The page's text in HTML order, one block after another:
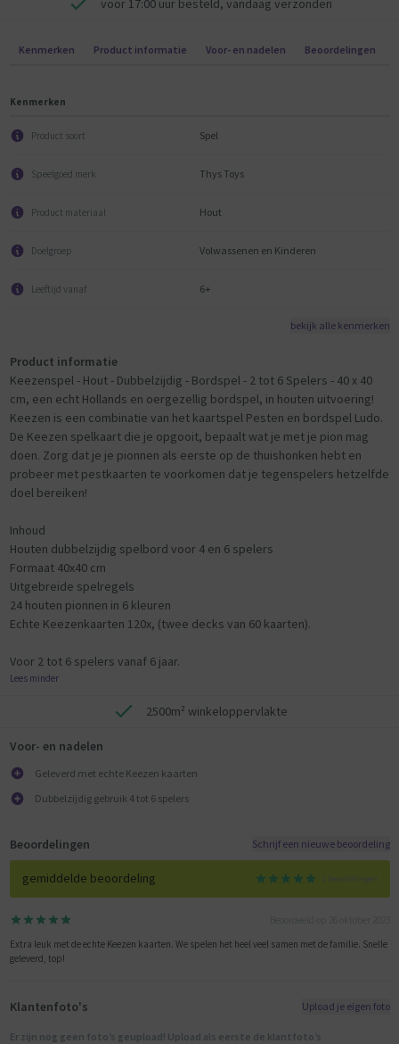
voor 17:00 uur besteld, vandaag verzonden
Kenmerken Product informatie Voor- en nadelen Beoordelingen
Kenmerken
Product soort Spel
Speelgoed merk Thys Toys
Product materiaal Hout
Doelgroep Volwassenen en Kinderen
Leeftijd vanaf 6+
bekijk alle kenmerken
Product informatie
Keezenspel - Hout - Dubbelzijdig - Bordspel - 2 tot 6 Spelers - 40 x 40
cm, een echt Hollands en oergezellig bordspel, in houten uitvoering!
Keezen is een combinatie van het kaartspel Pesten en bordspel Ludo.
De Keezen spelkaart die je opgooit, bepaalt wat je met je pion mag
doen. Zorg dat je je pionnen als eerste op de thuishonken hebt en
probeer met pestkaarten te voorkomen dat je tegenspelers hetzelfde
doel bereiken!
Inhoud
Houten dubbelzijdig spelbord voor 4 en 6 spelers
Formaat 40x40 cm
Uitgebreide spelregels
24 houten pionnen in 6 kleuren
Echte Keezenkaarten 120x, (twee decks van 60 kaarten).
Voor 2 tot 6 spelers vanaf 6 jaar.
Lees minder
2500m² winkeloppervlakte
Voor- en nadelen
Geleverd met echte Keezen kaarten
Dubbelzijdig gebruik 4 tot 6 spelers
Beoordelingen Schrijf een nieuwe beoordeling
gemiddelde beoordeling 1 beoordelingen
Extra leuk met de echte Keezen kaarten. We spelen het heel veel samen met de familie. Snelle
geleverd, top!
Klantenfoto's Upload je eigen foto
Er zijn nog geen foto’s geupload! Upload als eerste de klantfoto’s